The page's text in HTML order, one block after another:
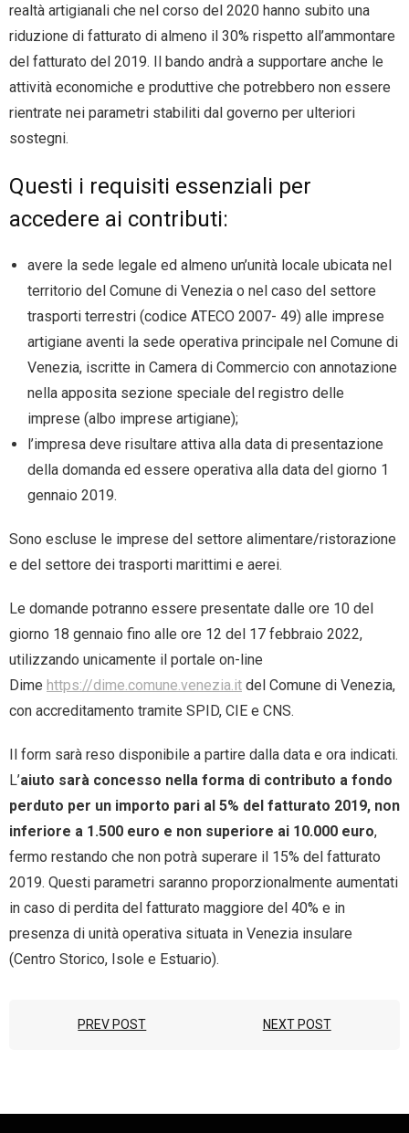
realtà artigianali che nel corso del 2020 hanno subito una
riduzione di fatturato di almeno il 30% rispetto all’ammontare
del fatturato del 2019. Il bando andrà a supportare anche le
attività economiche e produttive che potrebbero non essere
rientrate nei parametri stabiliti dal governo per ulteriori
sostegni.
Questi i requisiti essenziali per
accedere ai contributi:
avere la sede legale ed almeno un’unità locale ubicata nel
territorio del Comune di Venezia o nel caso del settore
trasporti terrestri (codice ATECO 2007- 49) alle imprese
artigiane aventi la sede operativa principale nel Comune di
Venezia, iscritte in Camera di Commercio con annotazione
nella apposita sezione speciale del registro delle
imprese (albo imprese artigiane);
l’impresa deve risultare attiva alla data di presentazione
della domanda ed essere operativa alla data del giorno 1
gennaio 2019.
Sono escluse le imprese del settore alimentare/ristorazione
e del settore dei trasporti marittimi e aerei.
Le domande potranno essere presentate dalle ore 10 del
giorno 18 gennaio fino alle ore 12 del 17 febbraio 2022,
utilizzando unicamente il portale on-line
Dime https://dime.comune.venezia.it del Comune di Venezia,
con accreditamento tramite SPID, CIE e CNS.
Il form sarà reso disponibile a partire dalla data e ora indicati.
L’aiuto sarà concesso nella forma di contributo a fondo
perduto per un importo pari al 5% del fatturato 2019, non
inferiore a 1.500 euro e non superiore ai 10.000 euro,
fermo restando che non potrà superare il 15% del fatturato
2019. Questi parametri saranno proporzionalmente aumentati
in caso di perdita del fatturato maggiore del 40% e in
presenza di unità operativa situata in Venezia insulare
(Centro Storico, Isole e Estuario).
PREV POST NEXT POST